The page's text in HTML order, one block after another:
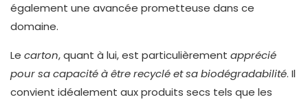
également une avancée prometteuse dans ce
domaine.
Le carton, quant à lui, est particulièrement apprécié
pour sa capacité à être recyclé et sa biodégradabilité. Il
convient idéalement aux produits secs tels que les